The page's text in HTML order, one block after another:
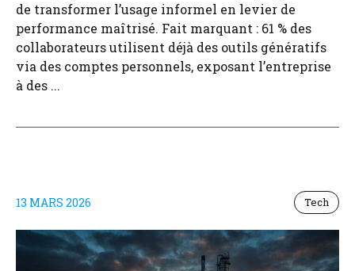
de transformer l’usage informel en levier de
performance maîtrisé. Fait marquant : 61 % des
collaborateurs utilisent déjà des outils génératifs
via des comptes personnels, exposant l’entreprise
à des ...
13 MARS 2026 Tech